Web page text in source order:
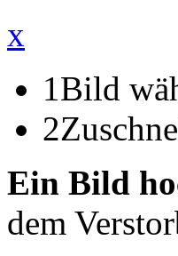
x
1Bild
2
Ein Bild
dem